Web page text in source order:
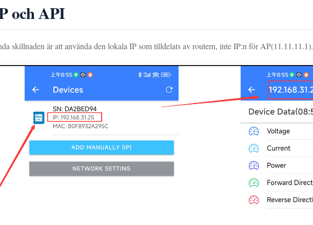
och API
skillnaden är att använda den lokala IP som tilldelats av routern, inte IP:n för AP(11.11.11.1).